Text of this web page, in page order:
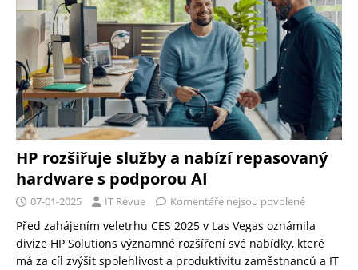
HP rozšiřuje služby a nabízí repasovaný
hardware s podporou AI
07-01-2025 IT Revue Komentáře nejsou povolené
Před zahájením veletrhu CES 2025 v Las Vegas oznámila
divize HP Solutions významné rozšíření své nabídky, které
má za cíl zvýšit spolehlivost a produktivitu zaměstnanců a IT